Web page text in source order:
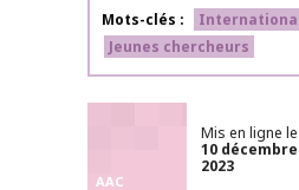
Mots-clés
Jeunes chercheurs
AAC
Mis en ligne le
10 décembre
2023